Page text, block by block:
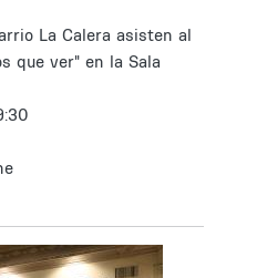
La Calera asisten al
que ver" en la Sala